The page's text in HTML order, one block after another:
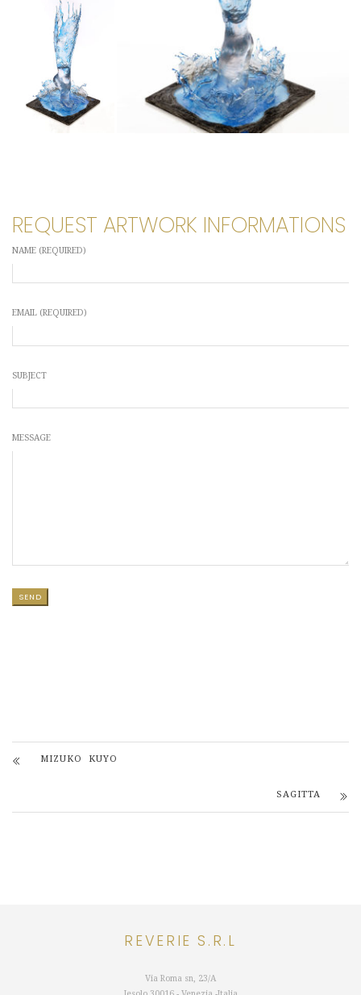
REQUEST ARTWORK INFORMATIONS
NAME (REQUIRED)
EMAIL (REQUIRED)
SUBJECT
MESSAGE
MIZUKO KUYO
SAGITTA
REVERIE S.R.L
Via Roma sn, 23/A